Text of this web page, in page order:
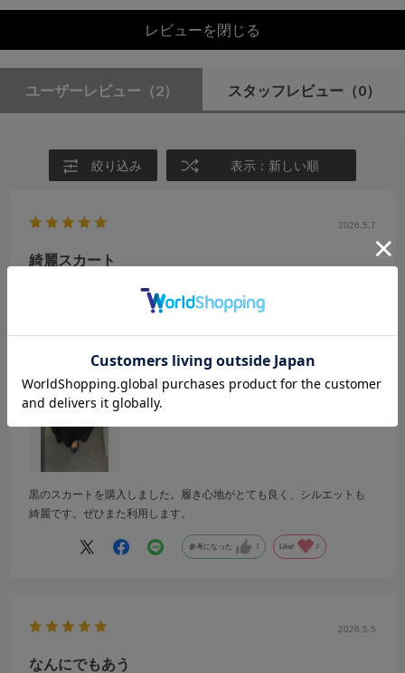
レビューを閉じる
ユーザーレビュー （2） スタッフレビュー （0）
絞り込み 表示：新しい順
2026.5.7
綺麗スカート
カラー：BLACK
no name
普段の服のサイズ:L 都道府県:神奈川県
黒のスカートを購入しました。履き心地がとても良く、シルエットも
綺麗です。ぜひまた利用します。
参考になった Like! 0
2026.5.5
なんにでもあう